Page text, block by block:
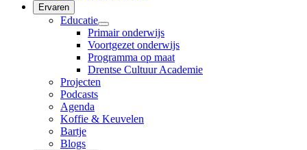
Ervaren
Educatie
Primair onderwijs
Voortgezet onderwijs
Programma op maat
Drentse Cultuur Academie
Projecten
Podcasts
Agenda
Koffie & Keuvelen
Bartje
Blogs